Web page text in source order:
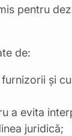
pentru
de:
și
a evita
juridică;